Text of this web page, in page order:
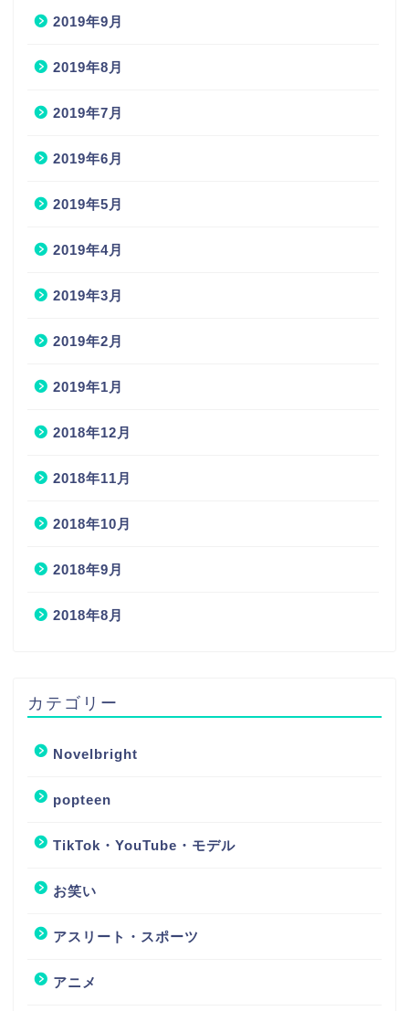
2019年9月
2019年8月
2019年7月
2019年6月
2019年5月
2019年4月
2019年3月
2019年2月
2019年1月
2018年12月
2018年11月
2018年10月
2018年9月
2018年8月
カテゴリー
Novelbright
popteen
TikTok・YouTube・モデル
お笑い
アスリート・スポーツ
アニメ